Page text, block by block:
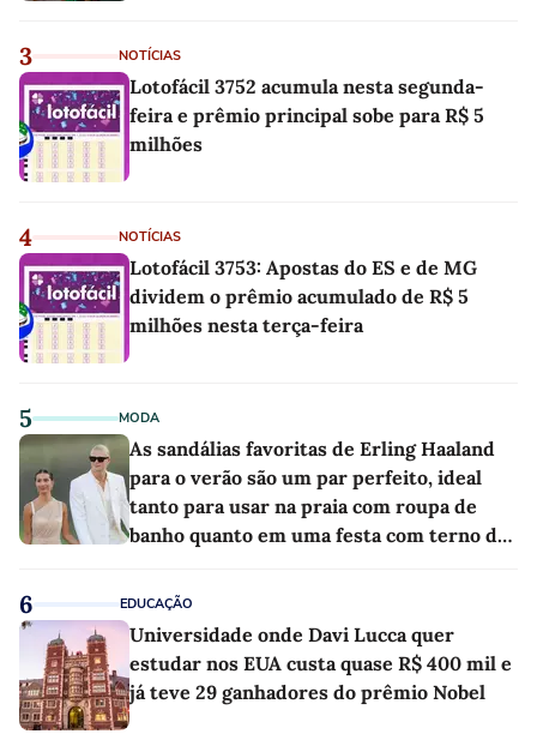
3 NOTÍCIAS
Lotofácil 3752 acumula nesta segunda-
feira e prêmio principal sobe para R$ 5
milhões
4 NOTÍCIAS
Lotofácil 3753: Apostas do ES e de MG
dividem o prêmio acumulado de R$ 5
milhões nesta terça-feira
5 MODA
As sandálias favoritas de Erling Haaland
para o verão são um par perfeito, ideal
tanto para usar na praia com roupa de
banho quanto em uma festa com terno de
6 EDUCAÇÃO
Universidade onde Davi Lucca quer
estudar nos EUA custa quase R$ 400 mil e
já teve 29 ganhadores do prêmio Nobel